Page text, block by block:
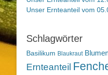
Unser Ernteanteil vom
Schlagwörter
Basilikum Blaukraut
Ernteanteil